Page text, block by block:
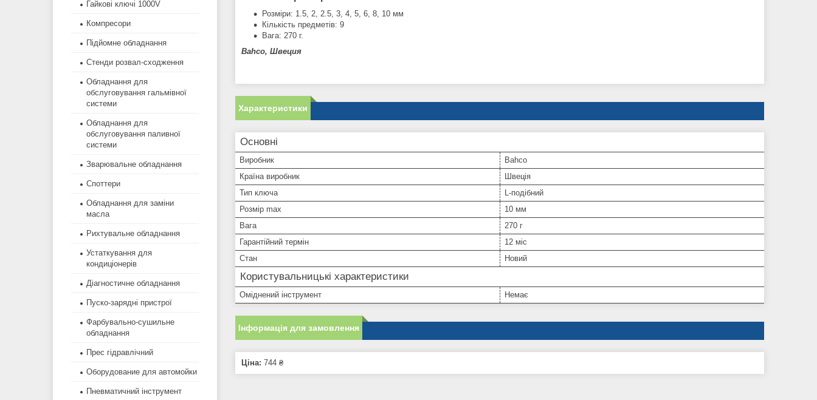
Розміри: 1.5, 2, 2.5, 3, 4, 5, 6, 8, 10 мм
Кількість предметів: 9
Вага: 270 г.
Bahco, Швеция
Характеристики
Основні
Виробник
Bahco
Країна виробник
Швеція
Тип ключа
L-подібний
Розмір max
10 мм
Вага
270 г
Гарантійний термін
12 міс
Стан
Новий
Користувальницькі характеристики
Оміднений інструмент Немає
Інформація для замовлення
Ціна: 744 ₴
Гайкові ключі 1000V
Компресори
Підйомне обладнання
Стенди розвал-сходження
Обладнання для
обслуговування гальмівної
системи
Обладнання для
обслуговування паливної
системи
Зварювальне обладнання
Споттери
Обладнання для заміни
масла
Рихтувальне обладнання
Устаткування для
кондиціонерів
Діагностичне обладнання
Пуско-зарядні пристрої
Фарбувально-сушильне
обладнання
Прес гідравлічний
Оборудование для автомойки
Пневматичний інструмент